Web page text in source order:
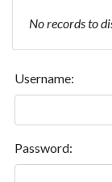
No records to
Username:
Password: